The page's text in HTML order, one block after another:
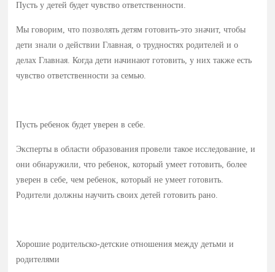
Пусть у детей будет чувство ответственности.
Мы говорим, что позволять детям готовить-это значит, чтобы
дети знали о действии Главная, о трудностях родителей и о
делах Главная. Когда дети начинают готовить, у них также есть
чувство ответственности за семью.
Пусть ребенок будет уверен в себе.
Эксперты в области образования провели такое исследование, и
они обнаружили, что ребенок, который умеет готовить, более
уверен в себе, чем ребенок, который не умеет готовить.
Родители должны научить своих детей готовить рано.
Хорошие родительско-детские отношения между детьми и
родителями